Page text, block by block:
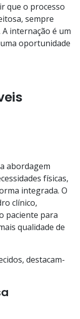
que o processo
sempre
internação é um
oportunidade
abordagem
físicas,
integrada. O
clínico,
paciente para
qualidade de
destacam-